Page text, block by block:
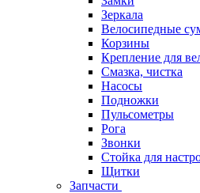
Зеркала
Велосипедные
Корзины
Крепление для
Смазка, чистка
Насосы
Подножки
Пульсометры
Рога
Звонки
Стойка для
Щитки
Запчасти